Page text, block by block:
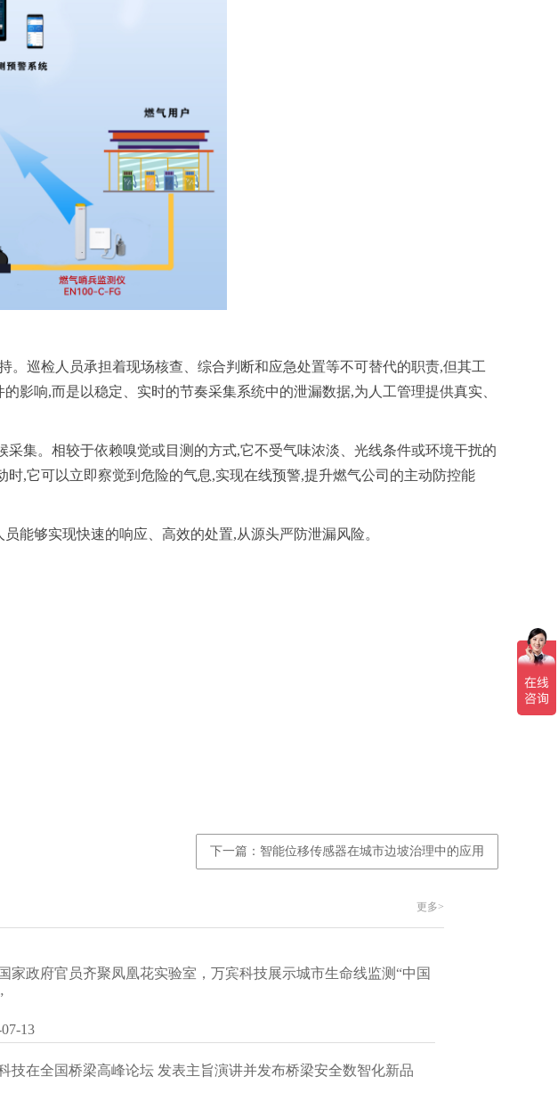
巡检人员承担着现场核查、综合判断和应急处置等不可替代的职责,但其工
影响,而是以稳定、实时的节奏采集系统中的泄漏数据,为人工管理提供真实、
集。相较于依赖嗅觉或目测的方式,它不受气味浓淡、光线条件或环境干扰的
,它可以立即察觉到危险的气息,实现在线预警,提升燃气公司的主动防控能
能够实现快速的响应、高效的处置,从源头严防泄漏风险。
下一篇：智能位移传感器在城市边坡治理中的应用
更多>
家政府官员齐聚凤凰花实验室，万宾科技展示城市生命线监测“中国
13
技在全国桥梁高峰论坛 发表主旨演讲并发布桥梁安全数智化新品